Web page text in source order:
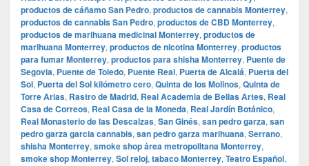
productos de cáñamo San Pedro, productos de cannabis Monterrey,
productos de cannabis San Pedro, productos de CBD Monterrey,
productos de marihuana medicinal Monterrey, productos de
marihuana Monterrey, productos de nicotina Monterrey, productos
para fumar Monterrey, productos para shisha Monterrey, Puente de
Segovia, Puente de Toledo, Puente Real, Puerta de Alcalá, Puerta del
Sol, Puerta del Sol kilómetro cero, Quinta de los Molinos, Quinta de
Torre Arias, Rastro de Madrid, Real Academia de Bellas Artes, Real
Casa de Correos, Real Casa de la Moneda, Real Jardín Botánico,
Real Monasterio de las Descalzas, San Ginés, san pedro garza, san
pedro garza garcia cannabis, san pedro garza marihuana, Serrano,
shisha Monterrey, smoke shop área metropolitana Monterrey,
smoke shop Monterrey, Sol reloj, tabaco Monterrey, Teatro Español,